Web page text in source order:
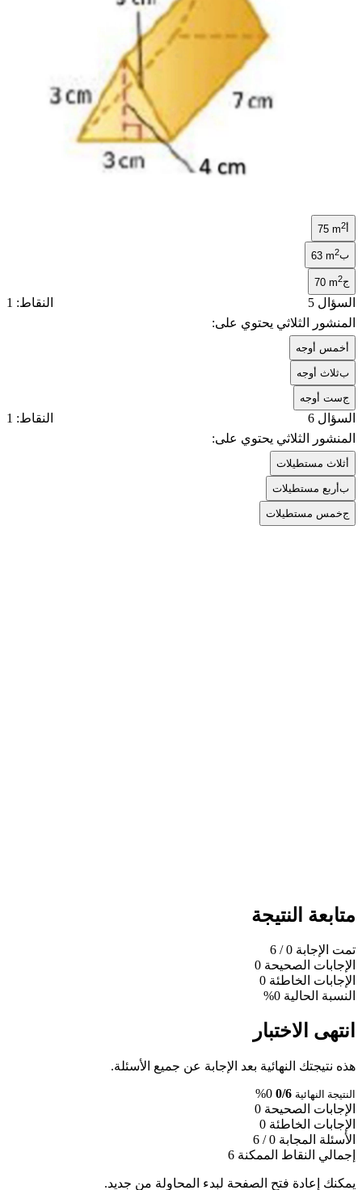
75 m2
ب 63 m2
ج 70 m2
السؤال 5
النقاط: 1
المنشور الثلاثي يحتوي على:
خمس أوجه
بثلاث أوجه
جست أوجه
السؤال 6
النقاط: 1
المنشور الثلاثي يحتوي على:
ثلاث مستطيلات
بأربع مستطيلات
جخمس مستطيلات
متابعة النتيجة
تمت الإجابة 0
/ 6
الإجابات الصحيحة 0
الإجابات الخاطئة 0
النسبة الحالية 0%
انتهى الاختبار
هذه نتيجتك النهائية بعد الإجابة عن جميع الأسئلة.
النتيجة النهائية 0/6
0%
الإجابات الصحيحة 0
الإجابات الخاطئة 0
الأسئلة المجابة 0 / 6
إجمالي النقاط الممكنة 6
يمكنك إعادة فتح الصفحة لبدء المحاولة من جديد.